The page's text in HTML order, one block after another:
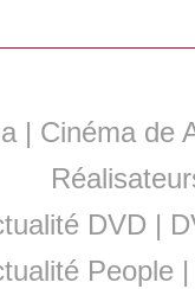
| Cinéma de
DVD |
People